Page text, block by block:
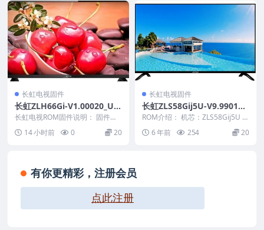
长虹电视固件
长虹ZLH66Gi-V1.00020_U盘
刷机固件
长虹电视ROM固件说明： 固件版
本：V1.00020 固件大小：493 M
升级...14 小时前 0 20
长虹电视固件
长虹ZLS58Gij5U-V9.99018
工程机刷机固件下载
ROM介绍： 机芯：ZLS58Gij5U 固
件版本：V9.99018 适用机型：...
6 年前 254 20
有你更精彩，注册会员
点此注册